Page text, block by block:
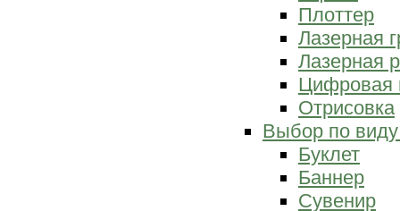
Плоттер
Лазерная
Лазерная
Цифровая
Отрисовка
Выбор по
Буклет
Баннер
Сувенир